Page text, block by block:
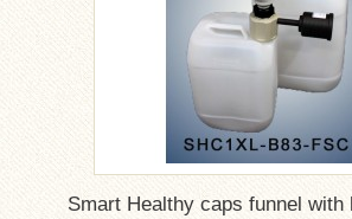
Smart Healthy caps funnel with